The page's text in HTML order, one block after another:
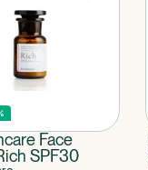
Face
SPF30